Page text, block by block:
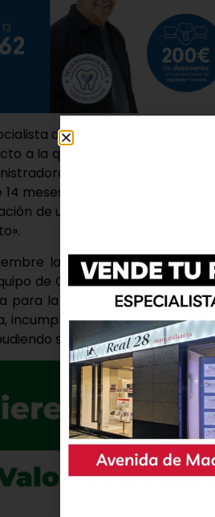
de Laguna de Duero ha
a la que consideran «gestión
según afirman,
meses». Desde el grupo
de una denuncia por su
la agrupación
de Gobierno de nuestro
para la realización de los
incumpliendo la legalidad
ser dichos análisis ilegales